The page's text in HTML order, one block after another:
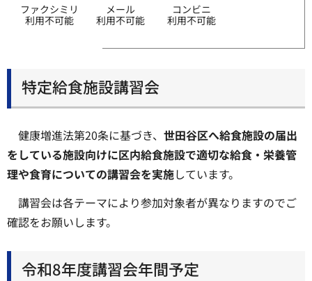
ファクシミリ
利用不可能
メール
利用不可能
コンビニ
利用不可能
特定給食施設講習会
健康増進法第20条に基づき、 世田谷区へ給食施設の届出
をしている施設向けに区内給食施設で適切な給食・栄養管
理や食育についての講習会を実施しています。
講習会は各テーマにより参加対象者が異なりますのでご
確認をお願いします。
令和8年度講習会年間予定